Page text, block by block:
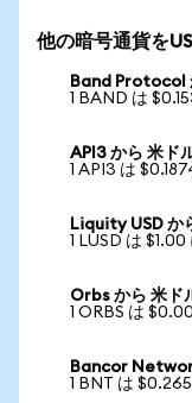
他の暗号通貨を
Band Protocol
1 BAND は
API3 から 米ド
1 API3 は
Liquity USD か
1 LUSD は $1.00
Orbs から 米ド
1 ORBS は
Bancor
1 BNT は